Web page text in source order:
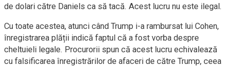
de dolari către Daniels ca să tacă. Acest lucru nu este ilegal.
Cu toate acestea, atunci când Trump i-a rambursat lui Cohen,
înregistrarea plății indică faptul că a fost vorba despre
cheltuieli legale. Procurorii spun că acest lucru echivalează
cu falsificarea înregistrărilor de afaceri de către Trump, ceea